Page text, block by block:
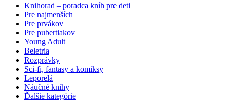
Knihorad – poradca kníh pre deti
Pre najmenších
Pre prvákov
Pre pubertiakov
Young Adult
Beletria
Rozprávky
Sci-fi, fantasy a komiksy
Leporelá
Náučné knihy
Ďalšie kategórie